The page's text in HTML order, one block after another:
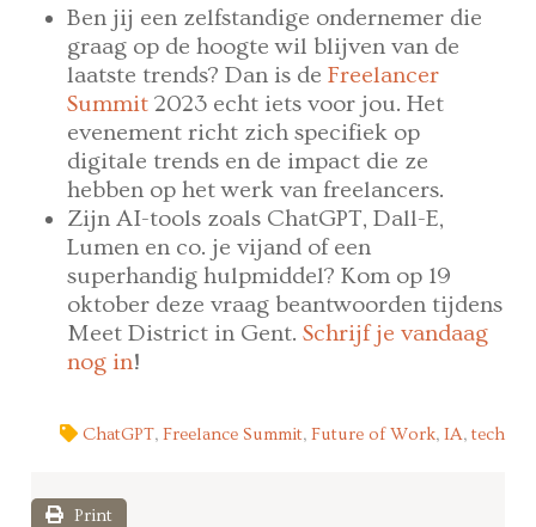
Ben jij een zelfstandige ondernemer die
graag op de hoogte wil blijven van de
laatste trends? Dan is deFreelancer
Summit 2023 echt iets voor jou. Het
evenement richt zich specifiek op
digitale trends en de impact die ze
hebben op het werk van freelancers.
Zijn AI-tools zoals ChatGPT, Dall-E,
Lumen en co. je vijand of een
superhandig hulpmiddel? Kom op 19
oktober deze vraag beantwoorden tijdens
Meet District in Gent.Schrijf je vandaag
nog in!
ChatGPT, Freelance Summit, Future of Work, IA, tech
Print